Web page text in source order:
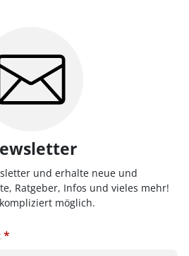
und erhalte neue und
Ratgeber, Infos und vieles mehr!
möglich.
*